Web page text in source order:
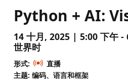
Python + AI:
14 十月, 2025 | 5:00 下午 -
世界时
形式:
直播
主题: 编码、语言和框架